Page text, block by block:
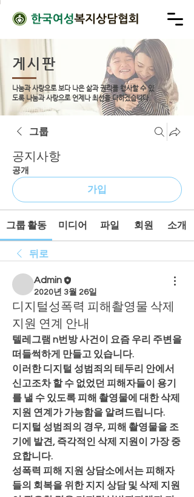
게시판
나눔과 사랑으로 보다 나은 삶과 권리를 행사할 수 있
도록 나눔과 사랑으로 언제나 최선을 다하겠습니다.
그룹
공지사항
공개
가입
그룹 활동 미디어 파일 회원 소개
뒤로
Admin
2020년 3월 26일
디지털성폭력 피해촬영물 삭제
지원 연계 안내
텔레그램 n번방 사건이 요즘 우리 주변을
떠들썩하게 만들고 있습니다.
이러한 디지털 성범죄의 테두리 안에서
신고조차 할 수 없었던 피해자들이 용기
를 낼 수 있도록 피해 촬영물에 대한 삭제
지원 연계가 가능함을 알려드립니다.
디지털 성범죄의 경우, 피해 촬영물을 조
기에 발견, 즉각적인 삭제 지원이 가장 중
요합니다.
성폭력 피해 지원 상담소에서는 피해자
들의 회복을 위한 지지 상담 및 삭제 지원